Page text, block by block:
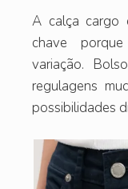
A calça cargo
chave
variação.
regulagens
possibilidades